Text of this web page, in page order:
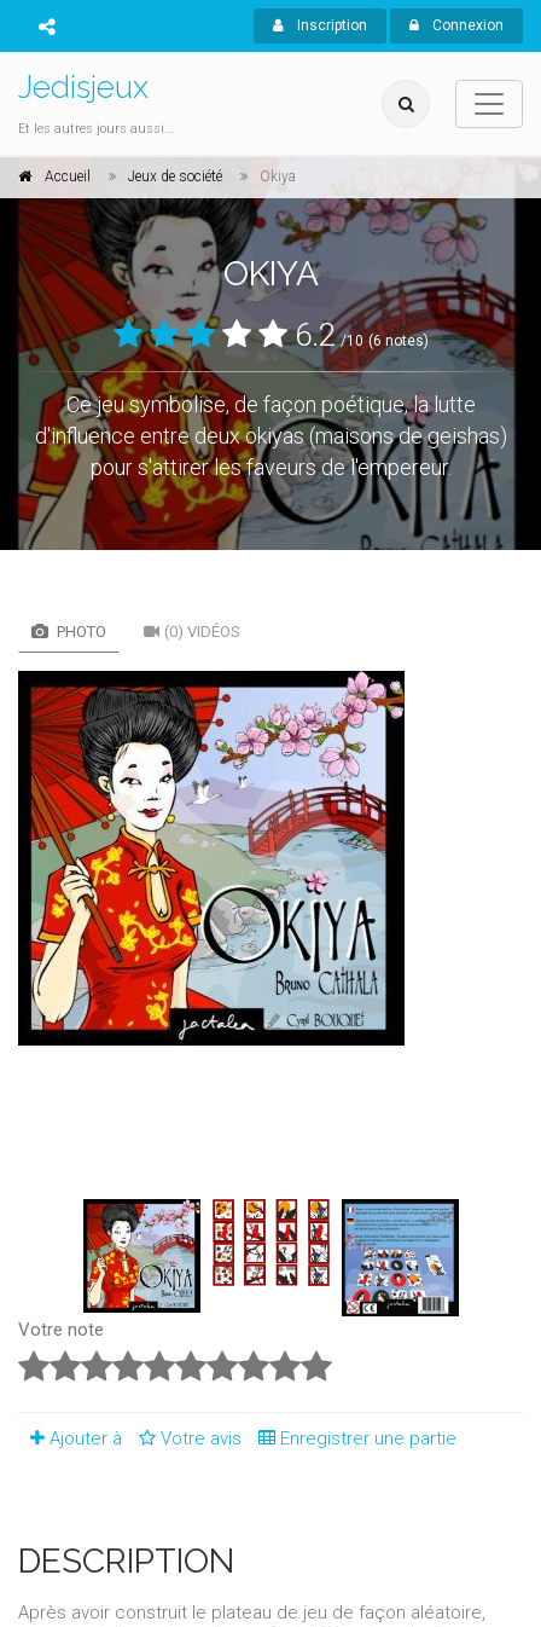
Inscription Connexion
Jedisjeux
Et les autres jours aussi...
Accueil Jeux de société Okiya
OKIYA
6.2 /10 (6 notes)
Ce jeu symbolise, de façon poétique, la lutte
d'influence entre deux okiyas (maisons de geishas)
pour s'attirer les faveurs de l'empereur.
PHOTO (0) VIDÉOS
Votre note
Ajouter à Votre avis Enregistrer une partie
DESCRIPTION
Après avoir construit le plateau de jeu de façon aléatoire,